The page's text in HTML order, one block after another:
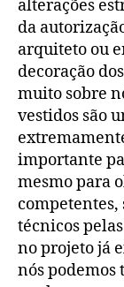
alterações
da
arquiteto ou
decoração
muito sobre
vestidos são
importante
mesmo para
competentes,
técnicos
no projeto já
nós podemos